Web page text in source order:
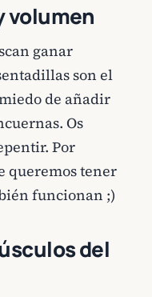
volumen
ganar
son el
de añadir
Os
Por
queremos tener
funcionan ;)
del